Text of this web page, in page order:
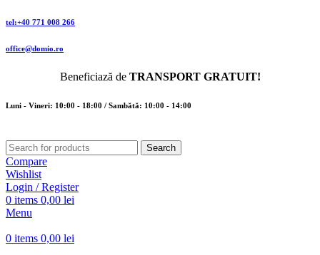
tel:+40 771 008 266
office@domio.ro
Beneficiază de TRANSPORT GRATUIT!
Luni - Vineri: 10:00 - 18:00 / Sambătă: 10:00 - 14:00
Search
Compare
Wishlist
Login / Register
0 items 0,00 lei
Menu
0 items 0,00 lei